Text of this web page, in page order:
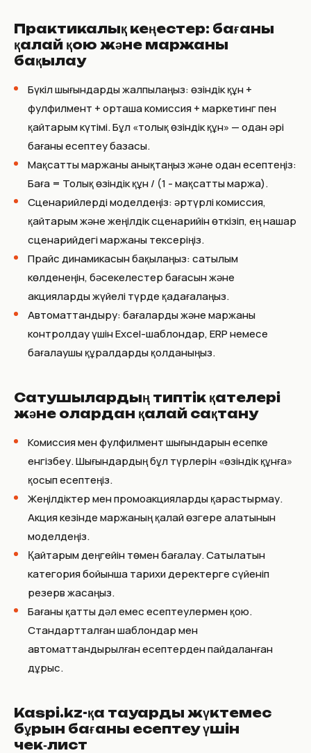
Практикалық кеңестер: бағаны
қалай қою және маржаны
бақылау
Бүкіл шығындарды жалпылаңыз: өзіндік құн +
фулфилмент + орташа комиссия + маркетинг пен
қайтарым күтімі. Бұл «толық өзіндік құн» — одан әрі
бағаны есептеу базасы.
Мақсатты маржаны анықтаңыз және одан есептеңіз:
Баға = Толық өзіндік құн / (1 - мақсатты маржа).
Сценарийлерді моделдеңіз: әртүрлі комиссия,
қайтарым және жеңілдік сценарийін өткізіп, ең нашар
сценарийдегі маржаны тексеріңіз.
Прайс динамикасын бақылаңыз: сатылым
көлденеңін, бәсекелестер бағасын және
акцияларды жүйелі түрде қадағалаңыз.
Автоматтандыру: бағаларды және маржаны
контролдау үшін Excel-шаблондар, ERP немесе
бағалаушы құралдарды қолданыңыз.
Сатушылардың типтік қателері
және олардан қалай сақтану
Комиссия мен фулфилмент шығындарын есепке
енгізбеу. Шығындардың бұл түрлерін «өзіндік құнға»
қосып есептеңіз.
Жеңілдіктер мен промоакцияларды қарастырмау.
Акция кезінде маржаның қалай өзгере алатынын
моделдеңіз.
Қайтарым деңгейін төмен бағалау. Сатылатын
категория бойынша тарихи деректерге сүйеніп
резерв жасаңыз.
Бағаны қатты дәл емес есептеулермен қою.
Стандартталған шаблондар мен
автоматтандырылған есептерден пайдаланған
дұрыс.
Kaspi.kz-қа тауарды жүктемес
бұрын бағаны есептеу үшін
чек‑лист